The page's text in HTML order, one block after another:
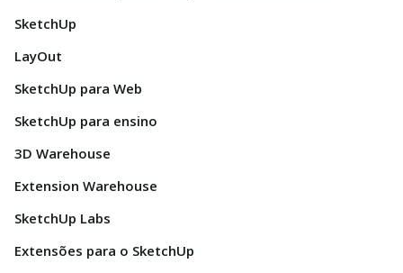
SketchUp
LayOut
SketchUp para Web
SketchUp para ensino
3D Warehouse
Extension Warehouse
SketchUp Labs
Extensões para o SketchUp